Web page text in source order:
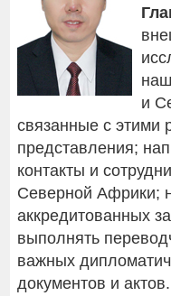
и
связанные с этими
представления;
контакты и
Северной Африки;
аккредитованных
выполнять
важных
документов и актов.